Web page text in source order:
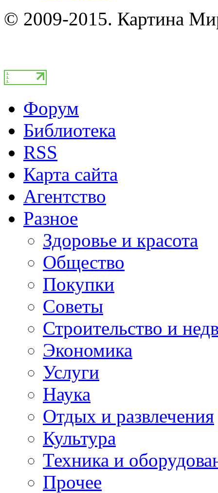
© 2009-2015. Картина
Форум
Библиотека
RSS
Карта сайта
Агентство
Разное
Здоровье и красота
Общество
Покупки
Советы
Строительство и
Экономика
Услуги
Наука
Отдых и развлечения
Культура
Техника и
Прочее